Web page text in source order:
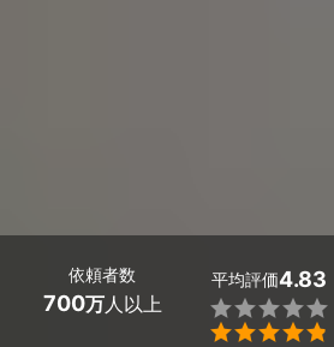
依頼者数
700万人以上
平均評価4.83

